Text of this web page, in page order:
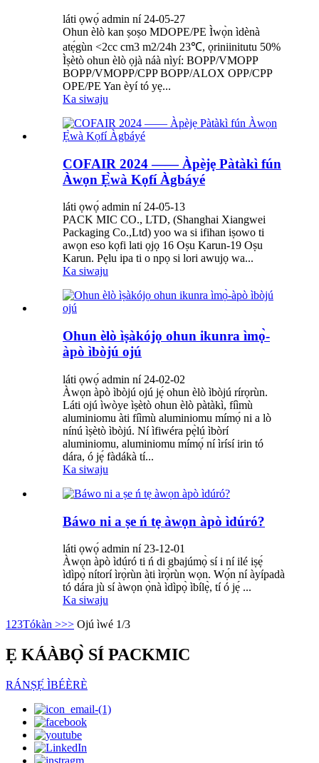
láti ọwọ́ admin ní 24-05-27
Ohun èlò kan ṣoṣo MDOPE/PE Ìwọ̀n ìdènà
atẹ́gùn <2cc cm3 m2/24h 23℃, ọriniinitutu 50%
Ìṣètò ohun èlò ọjà náà nìyí: BOPP/VMOPP
BOPP/VMOPP/CPP BOPP/ALOX OPP/CPP
OPE/PE Yan èyí tó yẹ...
Ka siwaju
COFAIR 2024 —— Àpèjẹ Pàtàkì fún
Àwọn Ẹ̀wà Kọfí Àgbáyé
láti ọwọ́ admin ní 24-05-13
PACK MIC CO., LTD, (Shanghai Xiangwei
Packaging Co.,Ltd) yoo wa si ifihan iṣowo ti
awọn eso kọfi lati ọjọ 16 Oṣu Karun-19 Oṣu
Karun. Pẹlu ipa ti o npọ si lori awujọ wa...
Ka siwaju
Ohun èlò ìṣàkójọ ohun ikunra ìmọ̀-
àpò ìbòjú ojú
láti ọwọ́ admin ní 24-02-02
Àwọn àpò ìbòjú ojú jẹ́ ohun èlò ìbòjú rírọrùn.
Láti ojú ìwòye ìṣètò ohun èlò pàtàkì, fíìmù
aluminiomu àti fíìmù aluminiomu mímọ́ ni a lò
nínú ìṣètò ìbòjú. Ní ìfiwéra pẹ̀lú ìbòrí
aluminiomu, aluminiomu mímọ́ ní ìrísí irin tó
dára, ó jẹ́ fàdákà tí...
Ka siwaju
Báwo ni a ṣe ń tẹ àwọn àpò ìdúró?
láti ọwọ́ admin ní 23-12-01
Àwọn àpò ìdúró ti ń di gbajúmọ̀ sí i ní ilé iṣẹ́
ìdìpọ̀ nítorí ìrọ̀rùn àti ìrọ̀rùn wọn. Wọ́n ní àyípadà
tó dára jù sí àwọn ọ̀nà ìdìpọ̀ ìbílẹ̀, tí ó jẹ́ ...
Ka siwaju
1 23Tókàn >>> Ojú ìwé 1/3
Ẹ KÁÀBỌ̀ SÍ PACKMIC
RÁNṢẸ́ ÌBÉÈRÈ